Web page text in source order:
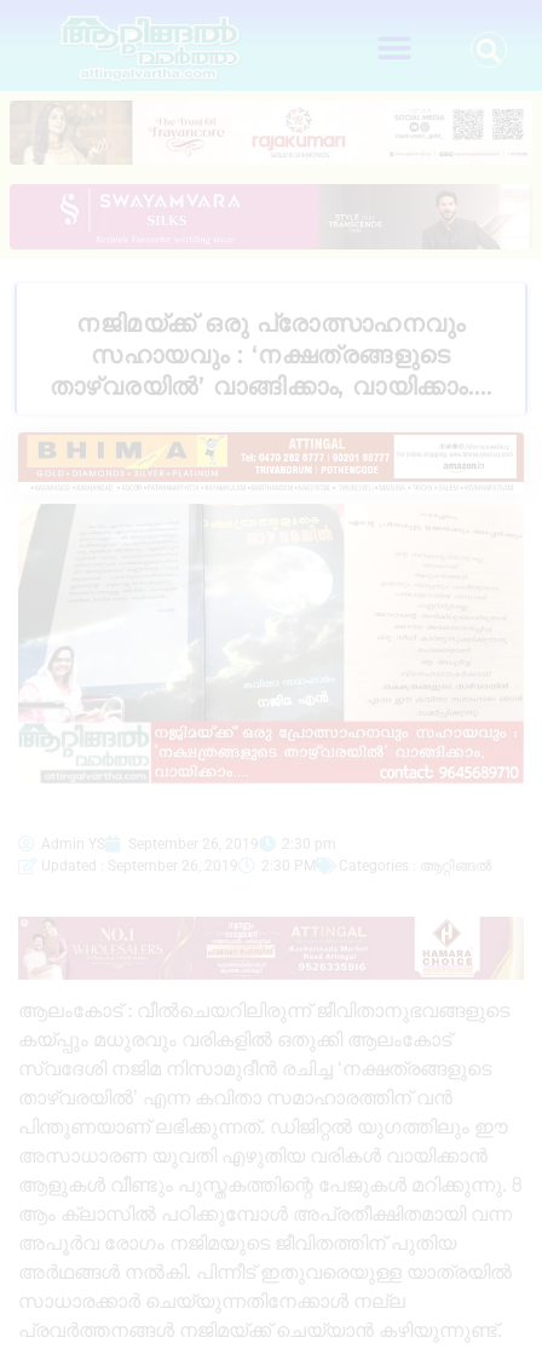
നജിമയ്‌ക്ക് ഒരു പ്രോത്സാഹനവും
സഹായവും : ‘നക്ഷത്രങ്ങളുടെ
താഴ്‌വരയിൽ’ വാങ്ങിക്കാം, വായിക്കാം….
Admin YS September 26, 2019
2:30 pm
Updated : September 26, 2019
2:30 PM Categories : ആറ്റിങ്ങൽ
ആലംകോട് : വീൽചെയറിലിരുന്ന് ജീവിതാനുഭവങ്ങളുടെ
കയ്പ്പും മധുരവും വരികളിൽ ഒതുക്കി ആലംകോട്
സ്വദേശി നജിമ നിസാമുദീൻ രചിച്ച ‘നക്ഷത്രങ്ങളുടെ
താഴ്‌വരയിൽ’ എന്ന കവിതാ സമാഹാരത്തിന് വൻ
പിന്തുണയാണ് ലഭിക്കുന്നത്. ഡിജിറ്റൽ യുഗത്തിലും ഈ
അസാധാരണ യുവതി എഴുതിയ വരികൾ വായിക്കാൻ
ആളുകൾ വീണ്ടും പുസ്തകത്തിന്റെ പേജുകൾ മറിക്കുന്നു. 8
ആം ക്ലാസിൽ പഠിക്കുമ്പോൾ അപ്രതീക്ഷിതമായി വന്ന
അപൂർവ രോഗം നജിമയുടെ ജീവിതത്തിന് പുതിയ
അർഥങ്ങൾ നൽകി. പിന്നീട് ഇതുവരെയുള്ള യാത്രയിൽ
സാധാരക്കാർ ചെയ്യുന്നതിനേക്കാൾ നല്ല
പ്രവർത്തനങ്ങൾ നജിമയ്ക്ക് ചെയ്യാൻ കഴിയുന്നുണ്ട്.